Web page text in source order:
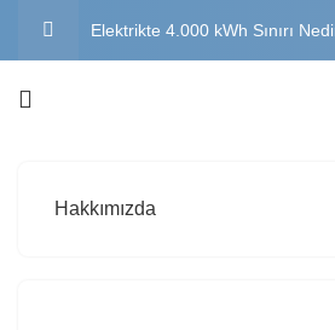
Elektrikte 4.000 kWh Sınırı
Son Kaynak Tedarik Tarifesi
Yararlanabilir?
Yatay Geçiş Nasıl Yapılır?
Hakkımızda